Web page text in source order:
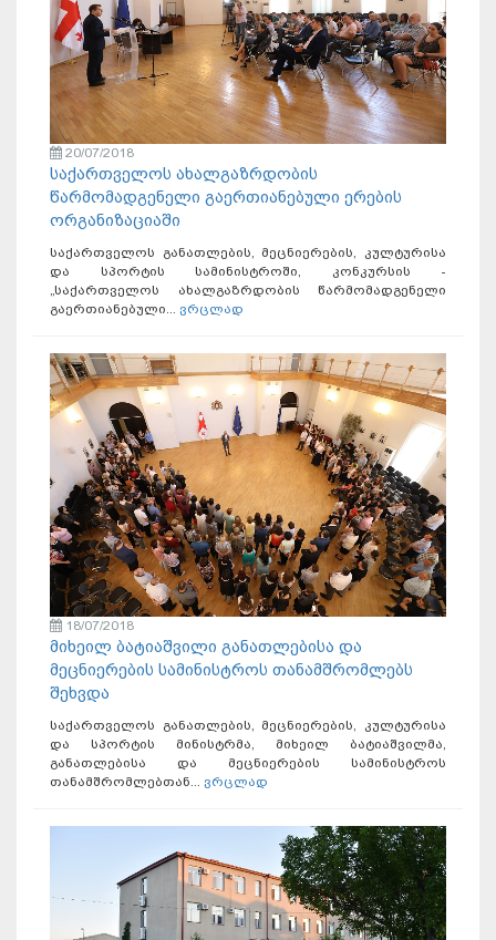
20/07/2018
საქართველოს ახალგაზრდობის
წარმომადგენელი გაერთიანებული ერების
ორგანიზაციაში
საქართველოს განათლების, მეცნიერების, კულტურისა
და სპორტის სამინისტროში, კონკურსის -
„საქართველოს ახალგაზრდობის წარმომადგენელი
გაერთიანებული... ვრცლად
18/07/2018
მიხეილ ბატიაშვილი განათლებისა და
მეცნიერების სამინისტროს თანამშრომლებს
შეხვდა
საქართველოს განათლების, მეცნიერების, კულტურისა
და სპორტის მინისტრმა, მიხეილ ბატიაშვილმა,
განათლებისა და მეცნიერების სამინისტროს
თანამშრომლებთან... ვრცლად